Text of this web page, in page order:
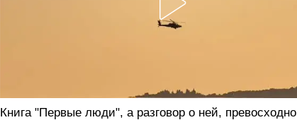
Книга "Первые люди", а разговор о ней, превосходно